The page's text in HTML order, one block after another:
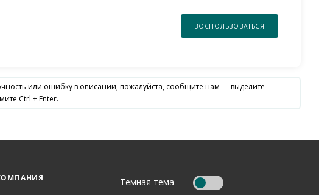
ВОСПОЛЬЗОВАТЬСЯ
или ошибку в описании, пожалуйста, сообщите нам — выделите
Ctrl + Enter.
Темная тема